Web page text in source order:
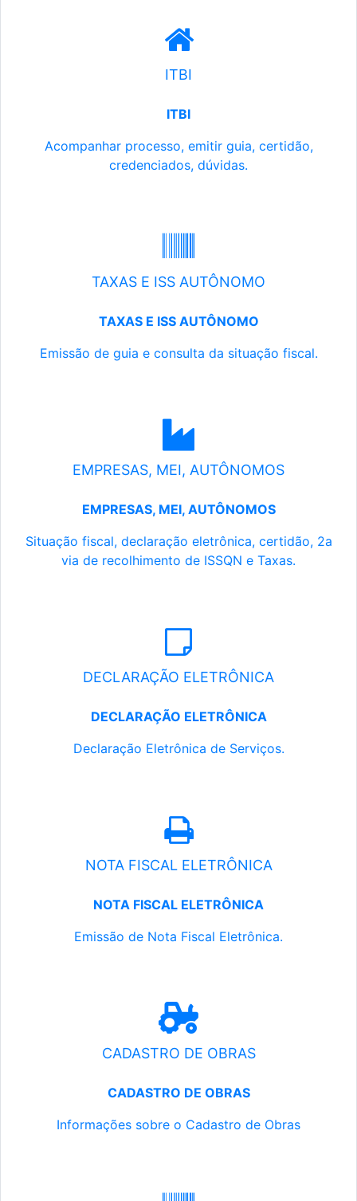
ITBI
ITBI
Acompanhar processo, emitir guia, certidão,
credenciados, dúvidas.
TAXAS E ISS AUTÔNOMO
TAXAS E ISS AUTÔNOMO
Emissão de guia e consulta da situação fiscal.
EMPRESAS, MEI, AUTÔNOMOS
EMPRESAS, MEI, AUTÔNOMOS
Situação fiscal, declaração eletrônica, certidão, 2a
via de recolhimento de ISSQN e Taxas.
DECLARAÇÃO ELETRÔNICA
DECLARAÇÃO ELETRÔNICA
Declaração Eletrônica de Serviços.
NOTA FISCAL ELETRÔNICA
NOTA FISCAL ELETRÔNICA
Emissão de Nota Fiscal Eletrônica.
CADASTRO DE OBRAS
CADASTRO DE OBRAS
Informações sobre o Cadastro de Obras